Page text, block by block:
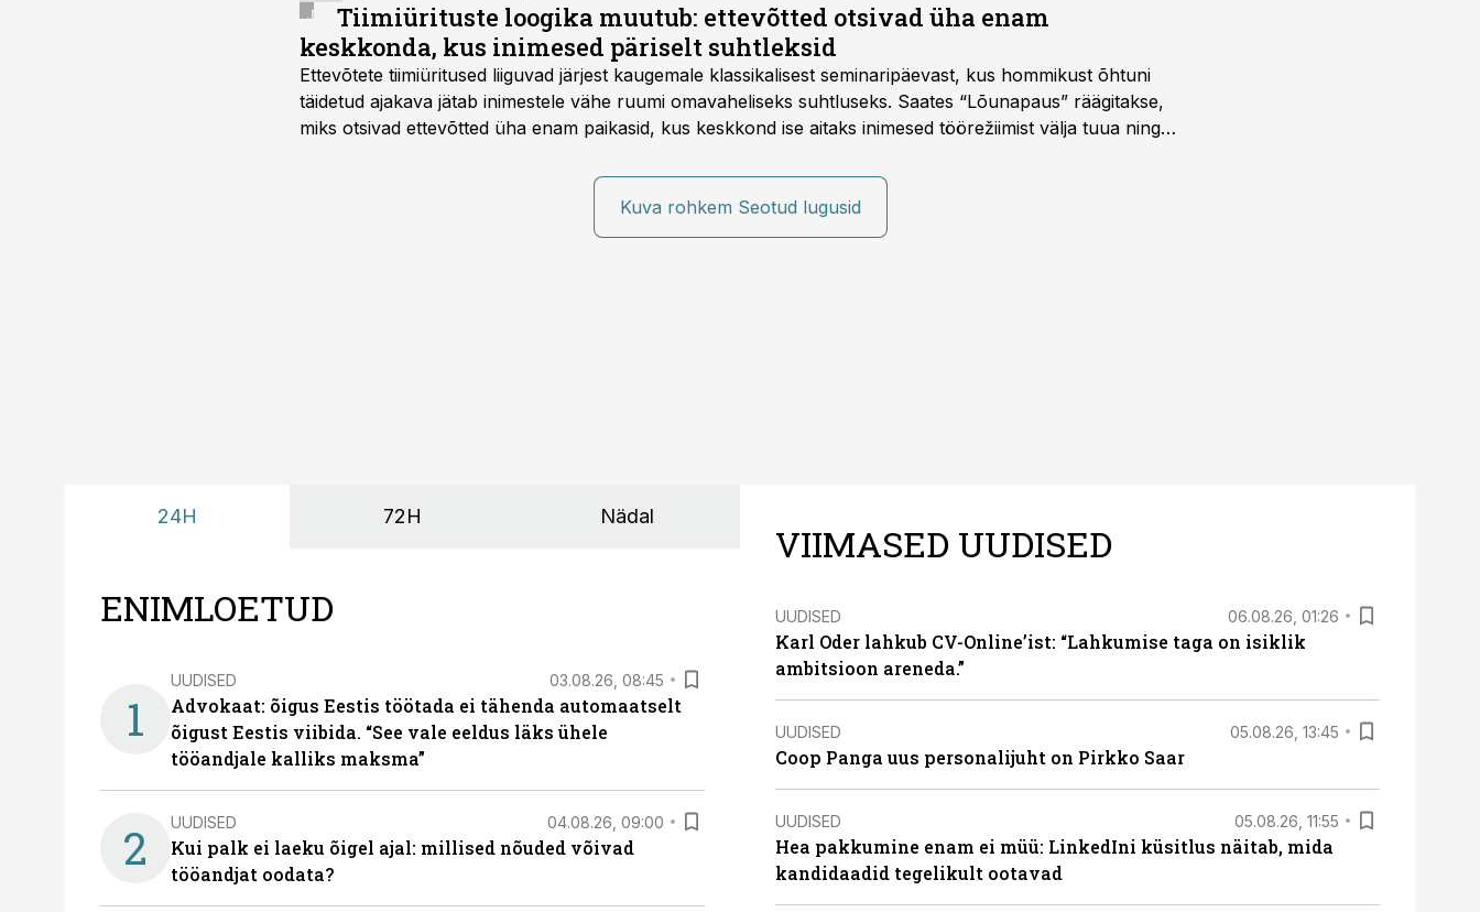
Tiimiürituste loogika muutub: ettevõtted otsivad üha enam
keskkonda, kus inimesed päriselt suhtleksid
Ettevõtete tiimiüritused liiguvad järjest kaugemale klassikalisest seminaripäevast, kus hommikust õhtuni
täidetud ajakava jätab inimestele vähe ruumi omavaheliseks suhtluseks. Saates “Lõunapaus” räägitakse,
miks otsivad ettevõtted üha enam paikasid, kus keskkond ise aitaks inimesed töörežiimist välja tuua ning
Kuva rohkem Seotud lugusid
24H 72H Nädal
ENIMLOETUD
1
UUDISED 03.08.26, 08:45
Advokaat: õigus Eestis töötada ei tähenda automaatselt
õigust Eestis viibida. “See vale eeldus läks ühele
tööandjale kalliks maksma”
2 UUDISED 04.08.26, 09:00
Kui palk ei laeku õigel ajal: millised nõuded võivad
tööandjat oodata?
VIIMASED UUDISED
UUDISED 06.08.26, 01:26
Karl Oder lahkub CV-Online’ist: “Lahkumise taga on isiklik
ambitsioon areneda.”
UUDISED 05.08.26, 13:45
Coop Panga uus personalijuht on Pirkko Saar
UUDISED 05.08.26, 11:55
Hea pakkumine enam ei müü: LinkedIni küsitlus näitab, mida
kandidaadid tegelikult ootavad